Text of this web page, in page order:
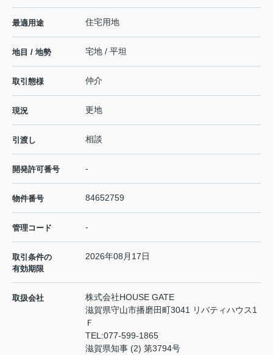
最適用途 住宅用地
地目 / 地勢 宅地 / 平坦
取引態様 仲介
現況 更地
引渡し 相談
開発許可番号 -
物件番号 84652759
管理コード -
取引条件の
有効期限
2026年08月17日
取扱会社
株式会社HOUSE GATE
滋賀県守山市播磨田町3041 リバティハウス1
Ｆ
TEL:077-599-1865
滋賀県知事 (2) 第3794号